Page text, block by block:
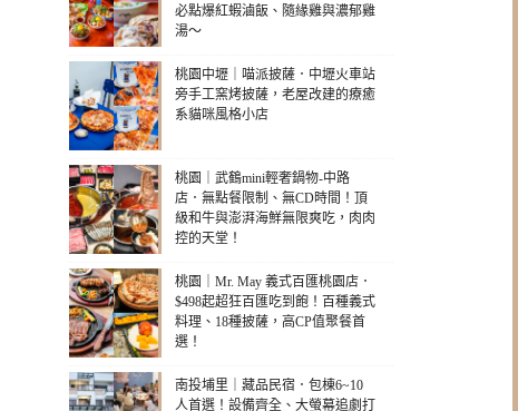
必點爆紅蝦滷飯、隨緣雞與濃郁雞
湯～
桃園中壢｜喵派披薩．中壢火車站
旁手工窯烤披薩，老屋改建的療癒
系貓咪風格小店
桃園｜武鶴mini輕奢鍋物-中路
店．無點餐限制、無CD時間！頂
級和牛與澎湃海鮮無限爽吃，肉肉
控的天堂！
桃園｜Mr. May 義式百匯桃園店．
$498起超狂百匯吃到飽！百種義式
料理、18種披薩，高CP值聚餐首
選！
南投埔里｜藏品民宿．包棟6~10
人首選！設備齊全、大螢幕追劇打